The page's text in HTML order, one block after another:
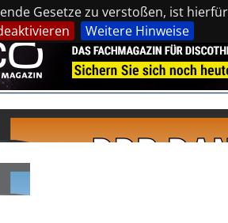
Gesetze zu verstoßen, ist
Weitere Hinweise